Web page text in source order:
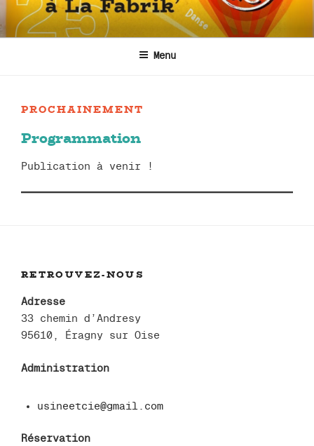
Aller
au
contenu
Menu
PROCHAINEMENT
Programmation
Publication à venir !
RETROUVEZ-NOUS
Adresse
33 chemin d’Andresy
95610, Éragny sur Oise
Administration
usineetcie@gmail.com
Réservation